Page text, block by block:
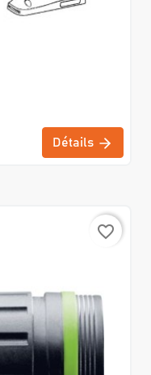
Détails
favorite_border